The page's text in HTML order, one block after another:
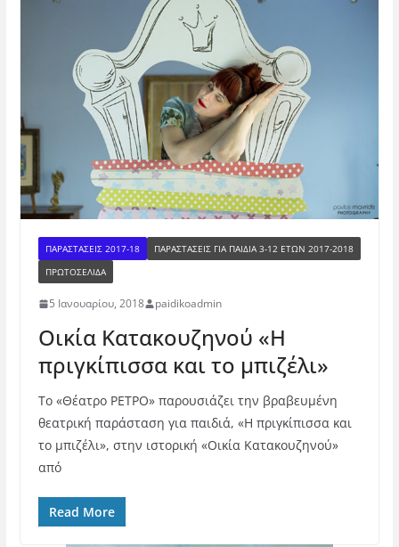
ΠΑΡΑΣΤΑΣΕΙΣ 2017-18
ΠΑΡΑΣΤΆΣΕΙΣ ΓΙΑ ΠΑΙΔΙΆ 3-12 ΕΤΏΝ 2017-2018
ΠΡΩΤΟΣΕΛΙΔΑ
5 Ιανουαρίου, 2018 paidikoadmin
Οικία Κατακουζηνού «Η
πριγκίπισσα και το μπιζέλι»
Το «Θέατρο ΡΕΤΡΟ» παρουσιάζει την βραβευμένη
θεατρική παράσταση για παιδιά, «Η πριγκίπισσα και
το μπιζέλι», στην ιστορική «Οικία Κατακουζηνού»
από
Read More